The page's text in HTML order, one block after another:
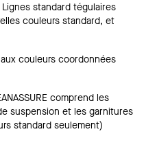
standard tégulaires
couleurs standard, et
couleurs coordonnées
comprend les
suspension et les garnitures
standard seulement)